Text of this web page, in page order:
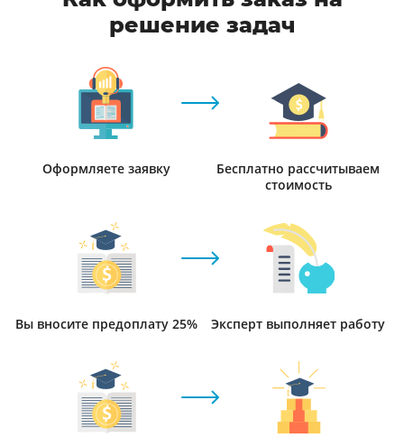
решение задач
Оформляете заявку
Бесплатно рассчитываем
стоимость
Вы вносите предоплату 25% Эксперт выполняет работу